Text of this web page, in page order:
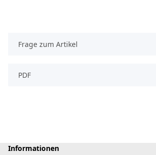
Frage zum Artikel
PDF
Informationen